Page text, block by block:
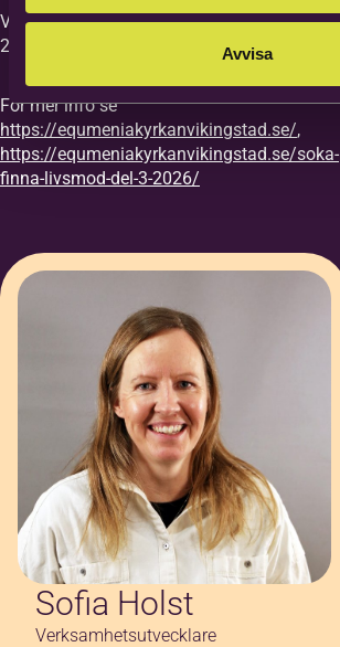
Avvisa
Vi vill ha din anmälan till kursen senast
27/8.
För mer info se
https://equmeniakyrkanvikingstad.se/,
https://equmeniakyrkanvikingstad.se/soka-
finna-livsmod-del-3-2026/
Sofia Holst
Verksamhetsutvecklare